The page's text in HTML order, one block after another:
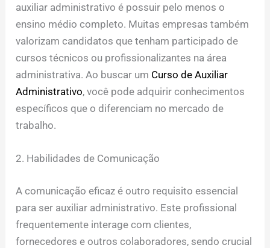
auxiliar administrativo é possuir pelo menos o
ensino médio completo. Muitas empresas também
valorizam candidatos que tenham participado de
cursos técnicos ou profissionalizantes na área
administrativa. Ao buscar um Curso de Auxiliar
Administrativo, você pode adquirir conhecimentos
específicos que o diferenciam no mercado de
trabalho.
2. Habilidades de Comunicação
A comunicação eficaz é outro requisito essencial
para ser auxiliar administrativo. Este profissional
frequentemente interage com clientes,
fornecedores e outros colaboradores, sendo crucial